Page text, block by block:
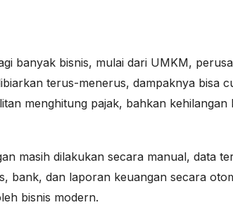
banyak bisnis, mulai dari UMKM,
terus-menerus, dampaknya bisa
menghitung pajak, bahkan
masih dilakukan secara manual, data
bank, dan laporan keuangan secara
bisnis modern.